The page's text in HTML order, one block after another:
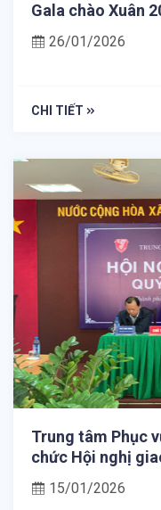
Gala chào Xuân
26/01/2026
CHI TIẾT
Trung tâm Phục
chức Hội nghị
15/01/2026